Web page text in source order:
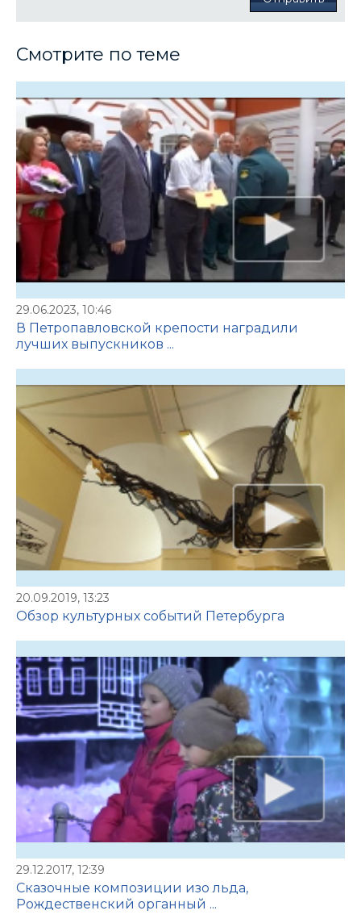
Смотрите по теме
29.06.2023, 10:46
В Петропавловской крепости наградили
лучших выпускников ...
20.09.2019, 13:23
Обзор культурных событий Петербурга
29.12.2017, 12:39
Сказочные композиции изо льда,
Рождественский органный ...